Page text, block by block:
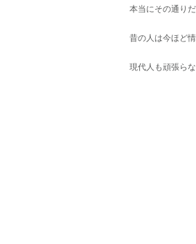
本当にその通り
昔の人は今ほど
現代人も頑張ら